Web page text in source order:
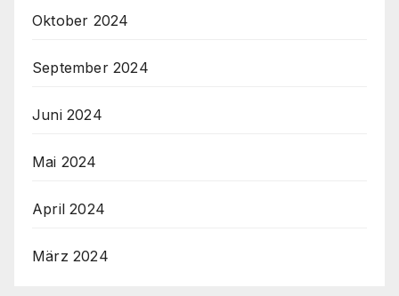
Oktober 2024
September 2024
Juni 2024
Mai 2024
April 2024
März 2024